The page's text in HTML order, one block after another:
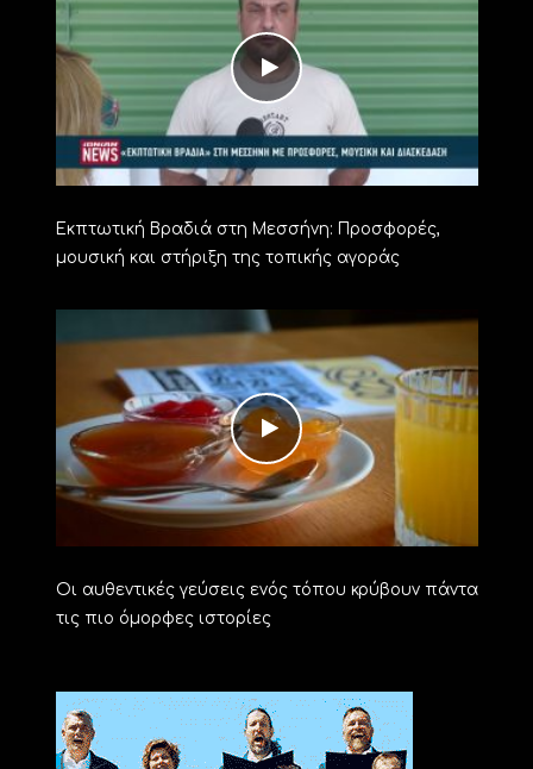
Εκπτωτική Βραδιά στη Μεσσήνη: Προσφορές,
μουσική και στήριξη της τοπικής αγοράς
Οι αυθεντικές γεύσεις ενός τόπου κρύβουν πάντα
τις πιο όμορφες ιστορίες